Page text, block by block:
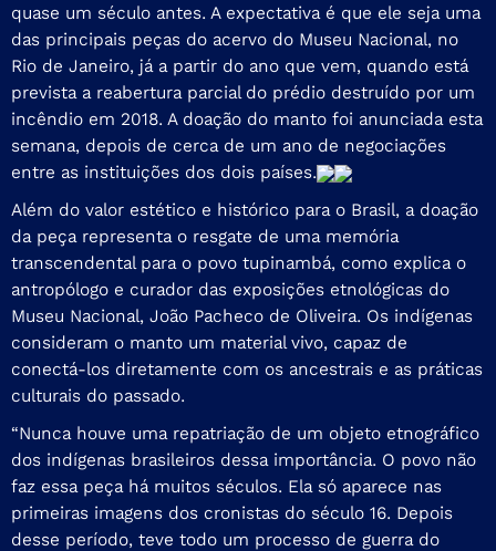
quase um século antes. A expectativa é que ele seja uma
das principais peças do acervo do Museu Nacional, no
Rio de Janeiro, já a partir do ano que vem, quando está
prevista a reabertura parcial do prédio destruído por um
incêndio em 2018. A doação do manto foi anunciada esta
semana, depois de cerca de um ano de negociações
entre as instituições dos dois países.
Além do valor estético e histórico para o Brasil, a doação
da peça representa o resgate de uma memória
transcendental para o povo tupinambá, como explica o
antropólogo e curador das exposições etnológicas do
Museu Nacional, João Pacheco de Oliveira. Os indígenas
consideram o manto um material vivo, capaz de
conectá-los diretamente com os ancestrais e as práticas
culturais do passado.
“Nunca houve uma repatriação de um objeto etnográfico
dos indígenas brasileiros dessa importância. O povo não
faz essa peça há muitos séculos. Ela só aparece nas
primeiras imagens dos cronistas do século 16. Depois
desse período, teve todo um processo de guerra do